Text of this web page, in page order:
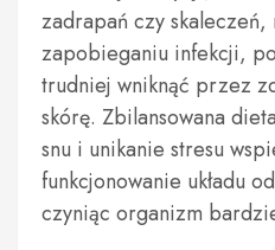
zadrapań czy
zapobieganiu infekcji,
trudniej wniknąć przez
skórę. Zbilansowana
snu i unikanie stresu
funkcjonowanie układu
czyniąc organizm